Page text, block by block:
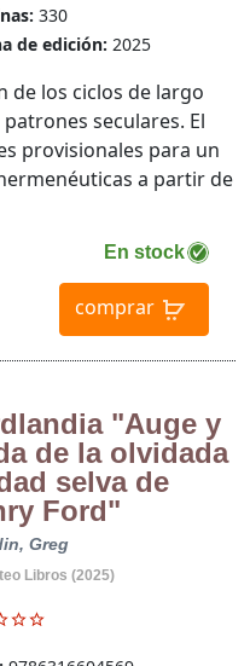
330
de edición: 2025
En stock
comprar
de los ciclos de largo
seculares. El
provisionales para un
a partir de
"Auge y
de la olvidada
selva de
Ford"
Greg
Libros (2025)